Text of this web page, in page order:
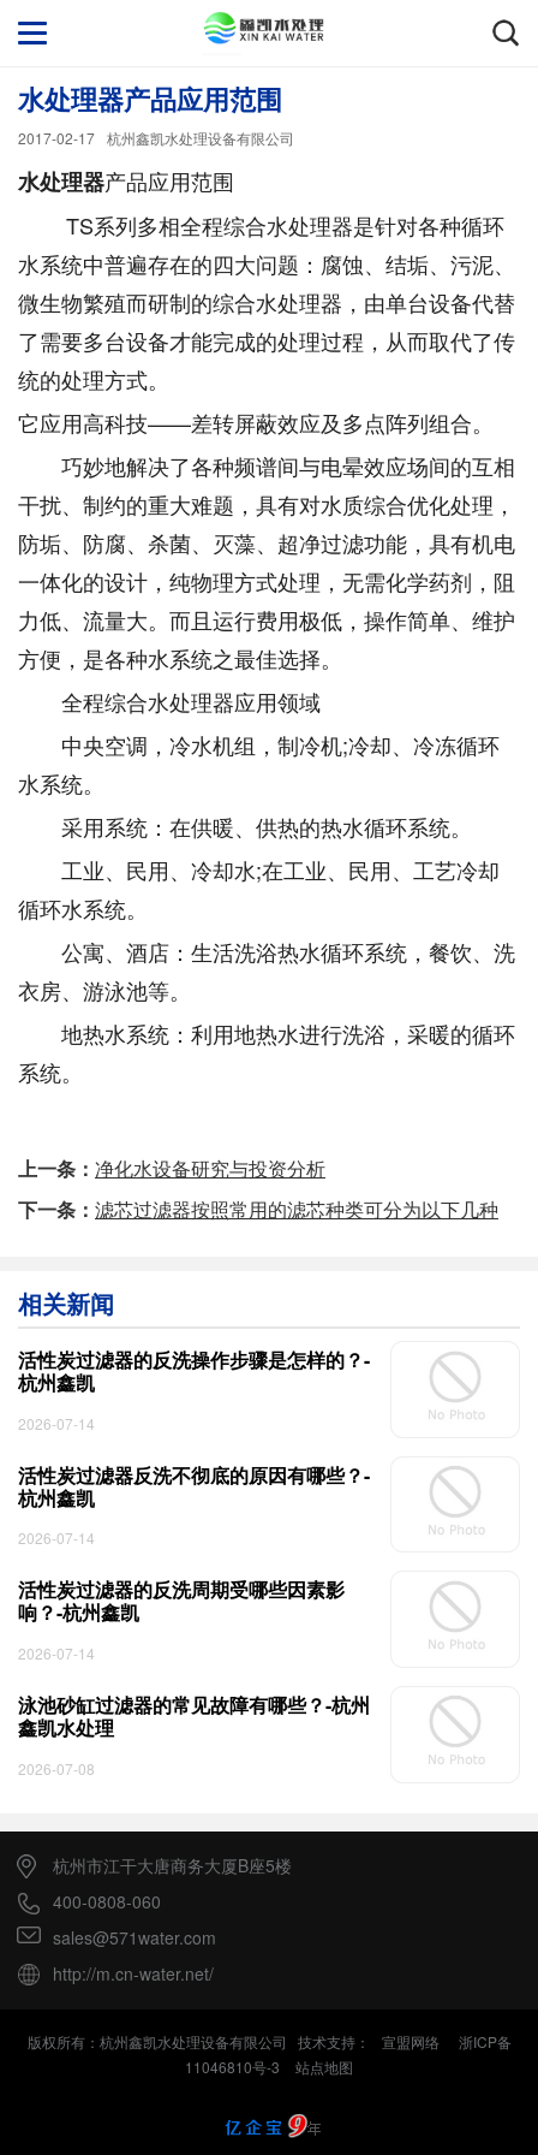
水处理器产品应用范围
2017-02-17 杭州鑫凯水处理设备有限公司
水处理器产品应用范围
TS系列多相全程综合水处理器是针对各种循环
水系统中普遍存在的四大问题：腐蚀、结垢、污泥、
微生物繁殖而研制的综合水处理器，由单台设备代替
了需要多台设备才能完成的处理过程，从而取代了传
统的处理方式。
它应用高科技——差转屏蔽效应及多点阵列组合。
巧妙地解决了各种频谱间与电晕效应场间的互相
干扰、制约的重大难题，具有对水质综合优化处理，
防垢、防腐、杀菌、灭藻、超净过滤功能，具有机电
一体化的设计，纯物理方式处理，无需化学药剂，阻
力低、流量大。而且运行费用极低，操作简单、维护
方便，是各种水系统之最佳选择。
全程综合水处理器应用领域
中央空调，冷水机组，制冷机;冷却、冷冻循环
水系统。
采用系统：在供暖、供热的热水循环系统。
工业、民用、冷却水;在工业、民用、工艺冷却
循环水系统。
公寓、酒店：生活洗浴热水循环系统，餐饮、洗
衣房、游泳池等。
地热水系统：利用地热水进行洗浴，采暖的循环
系统。
上一条： 净化水设备研究与投资分析
下一条： 滤芯过滤器按照常用的滤芯种类可分为以下几种
相关新闻
活性炭过滤器的反洗操作步骤是怎样的？-
杭州鑫凯
2026-07-14
活性炭过滤器反洗不彻底的原因有哪些？-
杭州鑫凯
2026-07-14
活性炭过滤器的反洗周期受哪些因素影
响？-杭州鑫凯
2026-07-14
泳池砂缸过滤器的常见故障有哪些？-杭州
鑫凯水处理
2026-07-08
杭州市江干大唐商务大厦B座5楼
400-0808-060
sales@571water.com
http://m.cn-water.net/
版权所有：杭州鑫凯水处理设备有限公司 技术支持： 宣盟网络
浙ICP备
11046810号-3
站点地图